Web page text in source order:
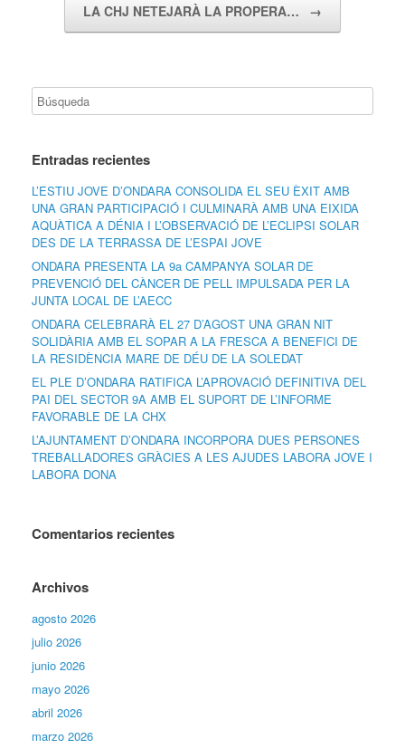
LA CHJ NETEJARÀ LA PROPERA… →
Entradas recientes
L’ESTIU JOVE D’ONDARA CONSOLIDA EL SEU ÈXIT AMB
UNA GRAN PARTICIPACIÓ I CULMINARÀ AMB UNA EIXIDA
AQUÀTICA A DÉNIA I L’OBSERVACIÓ DE L’ECLIPSI SOLAR
DES DE LA TERRASSA DE L’ESPAI JOVE
ONDARA PRESENTA LA 9a CAMPANYA SOLAR DE
PREVENCIÓ DEL CÀNCER DE PELL IMPULSADA PER LA
JUNTA LOCAL DE L’AECC
ONDARA CELEBRARÀ EL 27 D’AGOST UNA GRAN NIT
SOLIDÀRIA AMB EL SOPAR A LA FRESCA A BENEFICI DE
LA RESIDÈNCIA MARE DE DÉU DE LA SOLEDAT
EL PLE D’ONDARA RATIFICA L’APROVACIÓ DEFINITIVA DEL
PAI DEL SECTOR 9A AMB EL SUPORT DE L’INFORME
FAVORABLE DE LA CHX
L’AJUNTAMENT D’ONDARA INCORPORA DUES PERSONES
TREBALLADORES GRÀCIES A LES AJUDES LABORA JOVE I
LABORA DONA
Comentarios recientes
Archivos
agosto 2026
julio 2026
junio 2026
mayo 2026
abril 2026
marzo 2026